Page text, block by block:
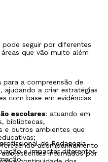
seguir por diferentes
que vão muito além
para a compreensão de
ajudando a criar estratégias
com base em evidências
escolares: atuando em
bibliotecas,
e outros ambientes que
acompanhamento
internados por
de Pedagogia
e impactar diferentes